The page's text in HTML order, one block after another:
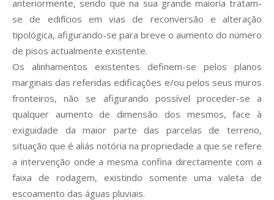
anteriormente, sendo que na sua grande maioria tratam-
se de edifícios em vias de reconversão e alteração
tipológica, afigurando-se para breve o aumento do número
de pisos actualmente existente.
Os alinhamentos existentes definem-se pelos planos
marginais das referidas edificações e/ou pelos seus muros
fronteiros, não se afigurando possível proceder-se a
qualquer aumento de dimensão dos mesmos, face à
exiguidade da maior parte das parcelas de terreno,
situação que é aliás notória na propriedade a que se refere
a intervenção onde a mesma confina directamente com a
faixa de rodagem, existindo somente uma valeta de
escoamento das águas pluviais.